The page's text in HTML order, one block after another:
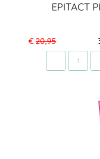
EPITACT
€ 20,95